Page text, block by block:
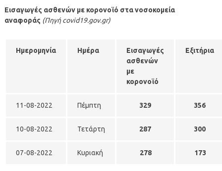
Εισαγωγές ασθενών με κορονοϊό στα νοσοκομεία
αναφοράς (Πηγή covid19.gov.gr)
Ημερομηνία Ημέρα
Εισαγωγές
ασθενών
με
κορονοϊό
Εξιτήρια
11-08-2022 Πέμπτη 329 356
10-08-2022 Τετάρτη 287 300
07-08-2022 Κυριακή 278 173